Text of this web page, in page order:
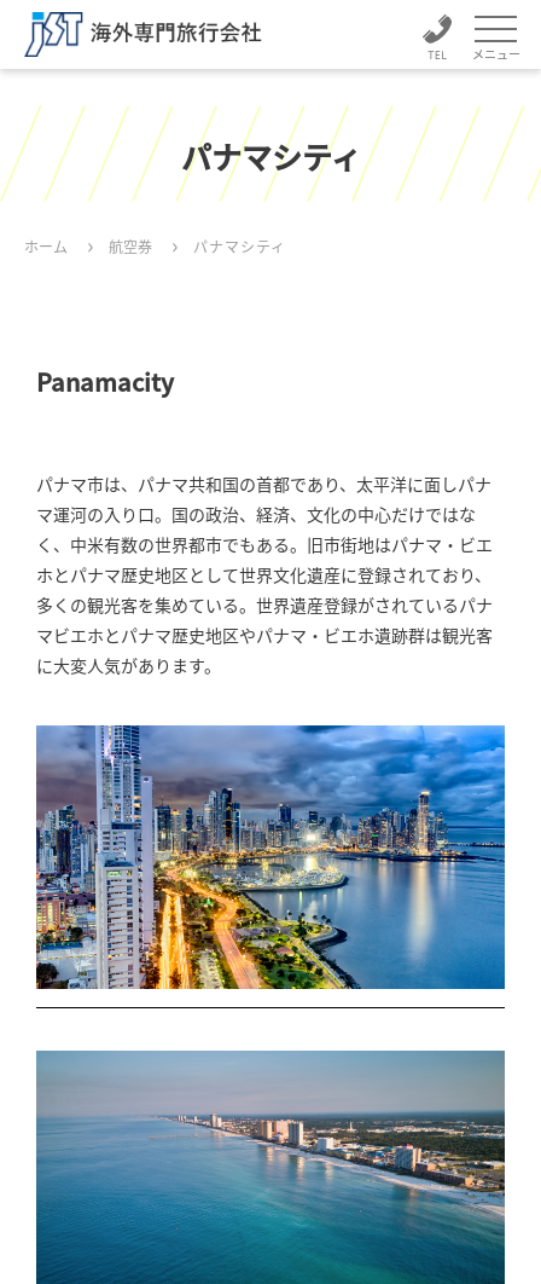
メニュー
パナマシティ
ホーム 航空券 パナマシティ
Panamacity
パナマ市は、パナマ共和国の首都であり、太平洋に面しパナ
マ運河の入り口。国の政治、経済、文化の中心だけではな
く、中米有数の世界都市でもある。旧市街地はパナマ・ビエ
ホとパナマ歴史地区として世界文化遺産に登録されており、
多くの観光客を集めている。世界遺産登録がされているパナ
マビエホとパナマ歴史地区やパナマ・ビエホ遺跡群は観光客
に大変人気があります。